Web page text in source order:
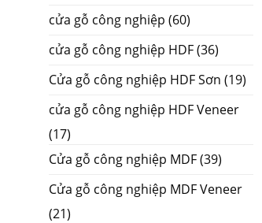
cửa gỗ công nghiệp (60)
cửa gỗ công nghiệp HDF(36)
Cửa gỗ công nghiệp HDF Sơn (19)
cửa gỗ công nghiệp HDF Veneer
(17)
Cửa gỗ công nghiệp MDF(39)
Cửa gỗ công nghiệp MDF Veneer
(21)